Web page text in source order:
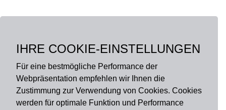
IHRE COOKIE-EINSTELLUNGEN
Für eine bestmögliche Performance der
Webpräsentation empfehlen wir Ihnen die
Zustimmung zur Verwendung von Cookies. Cookies
werden für optimale Funktion und Performance
BESCHREIBUNG